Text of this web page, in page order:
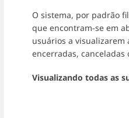
O sistema, por padrão
que encontram-se em
usuários a visualizarem
encerradas, canceladas
Visualizando todas as